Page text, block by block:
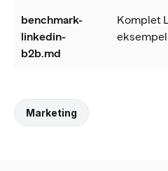
benchmark-
linkedin-
b2b.md
Komplet
eksempel
Marketing